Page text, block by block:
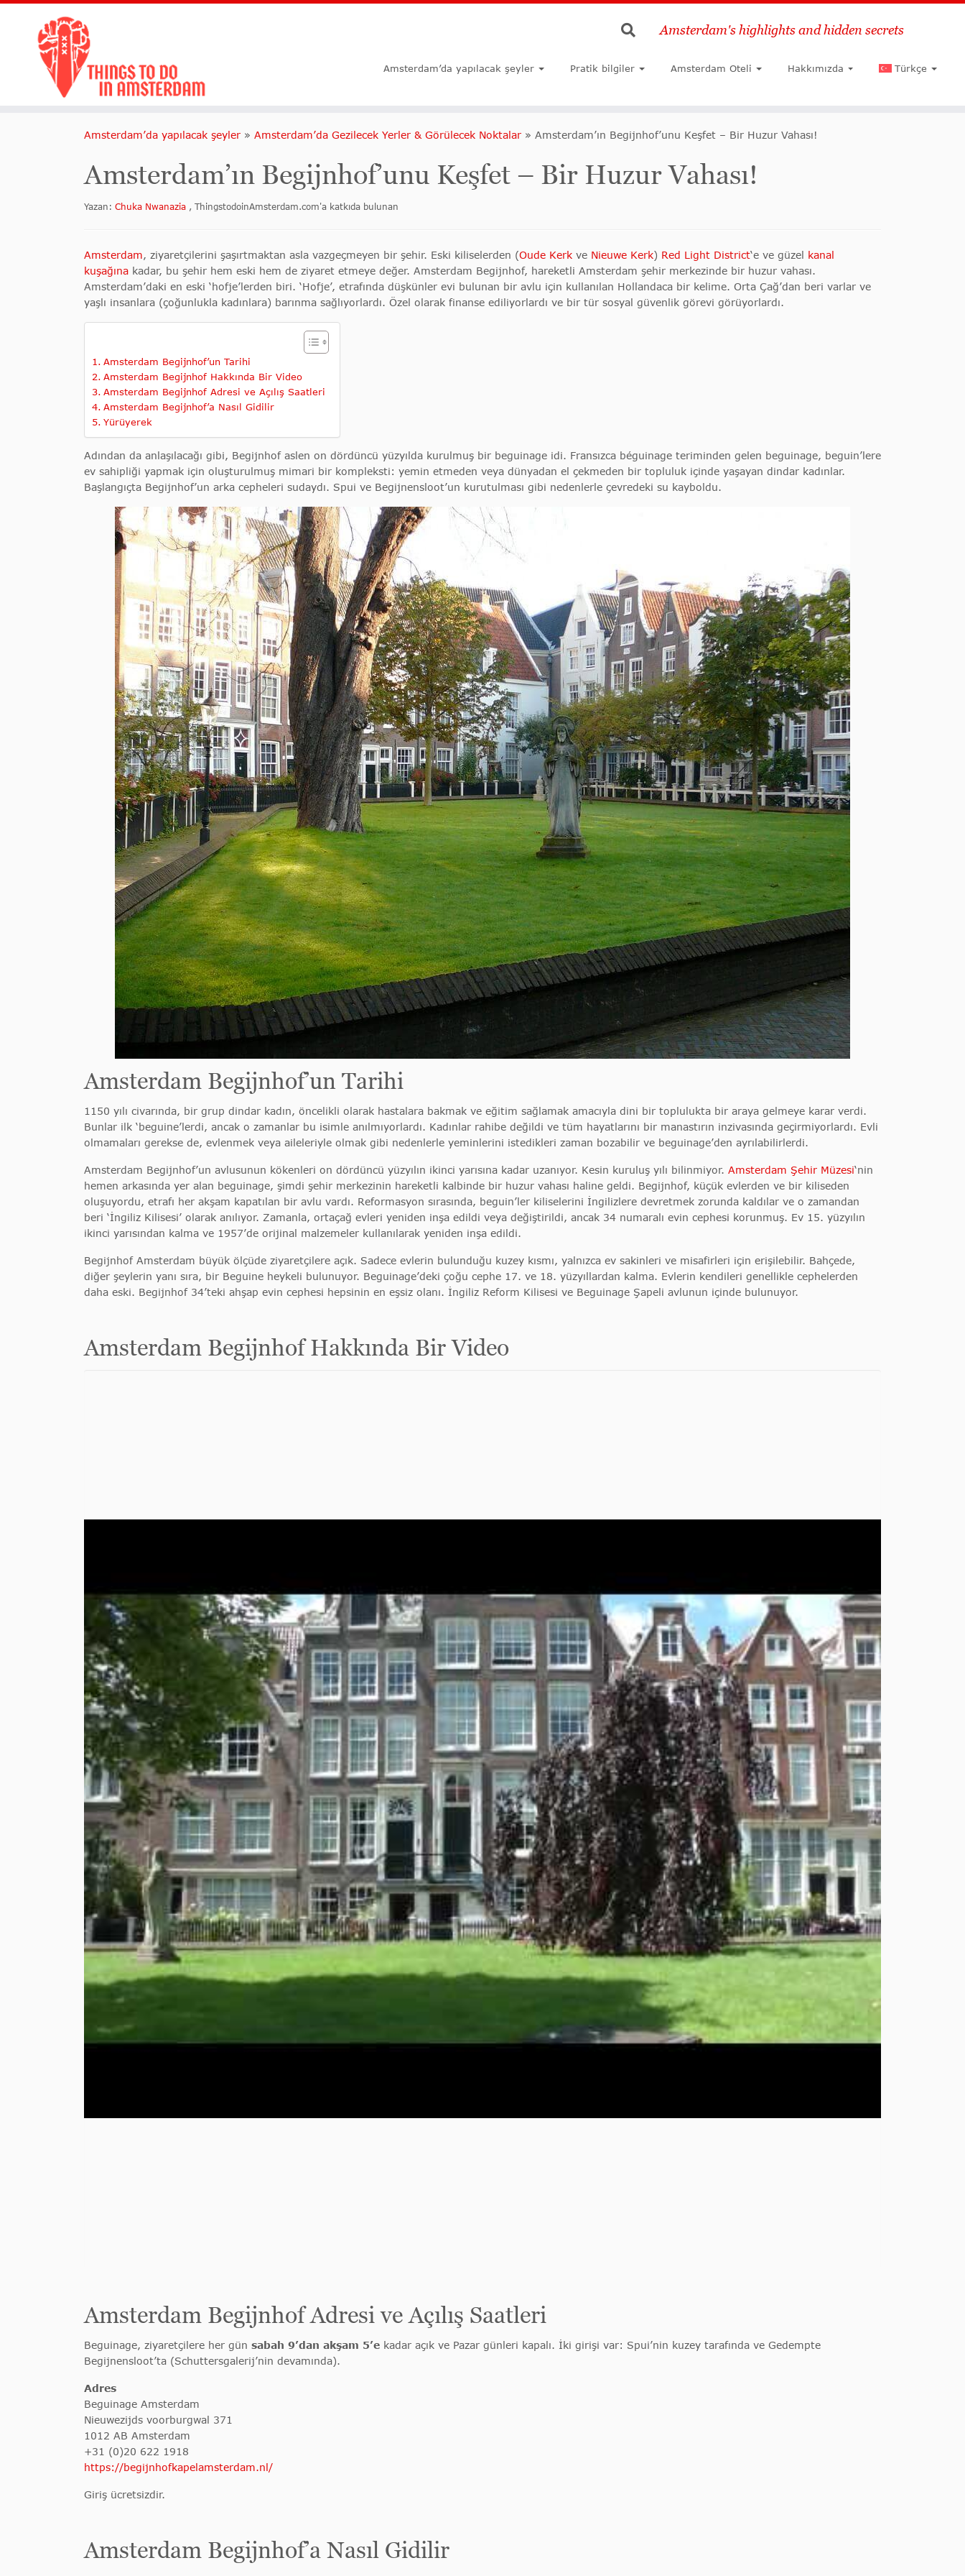
Ara
Amsterdam's highlights and hidden secrets
Amsterdam’da yapılacak şeyler Pratik bilgiler Amsterdam Oteli Hakkımızda Türkçe
Amsterdam’da yapılacak şeyler » Amsterdam’da Gezilecek Yerler & Görülecek Noktalar » Amsterdam’ın Begijnhof’unu Keşfet – Bir Huzur Vahası!
Amsterdam’ın Begijnhof’unu Keşfet – Bir Huzur Vahası!
Yazan: Chuka Nwanazia , ThingstodoinAmsterdam.com'a katkıda bulunan
Amsterdam, ziyaretçilerini şaşırtmaktan asla vazgeçmeyen bir şehir. Eski kiliselerden (Oude Kerk ve Nieuwe Kerk) Red Light District‘e ve güzel kanal
kuşağına kadar, bu şehir hem eski hem de ziyaret etmeye değer. Amsterdam Begijnhof, hareketli Amsterdam şehir merkezinde bir huzur vahası.
Amsterdam’daki en eski ‘hofje’lerden biri. ‘Hofje’, etrafında düşkünler evi bulunan bir avlu için kullanılan Hollandaca bir kelime. Orta Çağ’dan beri varlar ve
yaşlı insanlara (çoğunlukla kadınlara) barınma sağlıyorlardı. Özel olarak finanse ediliyorlardı ve bir tür sosyal güvenlik görevi görüyorlardı.
Amsterdam Begijnhof’un Tarihi
Amsterdam Begijnhof Hakkında Bir Video
Amsterdam Begijnhof Adresi ve Açılış Saatleri
Amsterdam Begijnhof’a Nasıl Gidilir
Yürüyerek
Adından da anlaşılacağı gibi, Begijnhof aslen on dördüncü yüzyılda kurulmuş bir beguinage idi. Fransızca béguinage teriminden gelen beguinage, beguin’lere
ev sahipliği yapmak için oluşturulmuş mimari bir kompleksti: yemin etmeden veya dünyadan el çekmeden bir topluluk içinde yaşayan dindar kadınlar.
Başlangıçta Begijnhof’un arka cepheleri sudaydı. Spui ve Begijnensloot’un kurutulması gibi nedenlerle çevredeki su kayboldu.
Amsterdam Begijnhof’un Tarihi
1150 yılı civarında, bir grup dindar kadın, öncelikli olarak hastalara bakmak ve eğitim sağlamak amacıyla dini bir toplulukta bir araya gelmeye karar verdi.
Bunlar ilk ‘beguine’lerdi, ancak o zamanlar bu isimle anılmıyorlardı. Kadınlar rahibe değildi ve tüm hayatlarını bir manastırın inzivasında geçirmiyorlardı. Evli
olmamaları gerekse de, evlenmek veya aileleriyle olmak gibi nedenlerle yeminlerini istedikleri zaman bozabilir ve beguinage’den ayrılabilirlerdi.
Amsterdam Begijnhof’un avlusunun kökenleri on dördüncü yüzyılın ikinci yarısına kadar uzanıyor. Kesin kuruluş yılı bilinmiyor. Amsterdam Şehir Müzesi‘nin
hemen arkasında yer alan beguinage, şimdi şehir merkezinin hareketli kalbinde bir huzur vahası haline geldi. Begijnhof, küçük evlerden ve bir kiliseden
oluşuyordu, etrafı her akşam kapatılan bir avlu vardı. Reformasyon sırasında, beguin’ler kiliselerini İngilizlere devretmek zorunda kaldılar ve o zamandan
beri ‘İngiliz Kilisesi’ olarak anılıyor. Zamanla, ortaçağ evleri yeniden inşa edildi veya değiştirildi, ancak 34 numaralı evin cephesi korunmuş. Ev 15. yüzyılın
ikinci yarısından kalma ve 1957’de orijinal malzemeler kullanılarak yeniden inşa edildi.
Begijnhof Amsterdam büyük ölçüde ziyaretçilere açık. Sadece evlerin bulunduğu kuzey kısmı, yalnızca ev sakinleri ve misafirleri için erişilebilir. Bahçede,
diğer şeylerin yanı sıra, bir Beguine heykeli bulunuyor. Beguinage’deki çoğu cephe 17. ve 18. yüzyıllardan kalma. Evlerin kendileri genellikle cephelerden
daha eski. Begijnhof 34’teki ahşap evin cephesi hepsinin en eşsiz olanı. İngiliz Reform Kilisesi ve Beguinage Şapeli avlunun içinde bulunuyor.
Amsterdam Begijnhof Hakkında Bir Video
Amsterdam Begijnhof Adresi ve Açılış Saatleri
Beguinage, ziyaretçilere her gün sabah 9’dan akşam 5’e kadar açık ve Pazar günleri kapalı. İki girişi var: Spui’nin kuzey tarafında ve Gedempte
Begijnensloot’ta (Schuttersgalerij’nin devamında).
Adres
Beguinage Amsterdam
Nieuwezijds voorburgwal 371
1012 AB Amsterdam
+31 (0)20 622 1918
https://begijnhofkapelamsterdam.nl/
Giriş ücretsizdir.
Amsterdam Begijnhof’a Nasıl Gidilir